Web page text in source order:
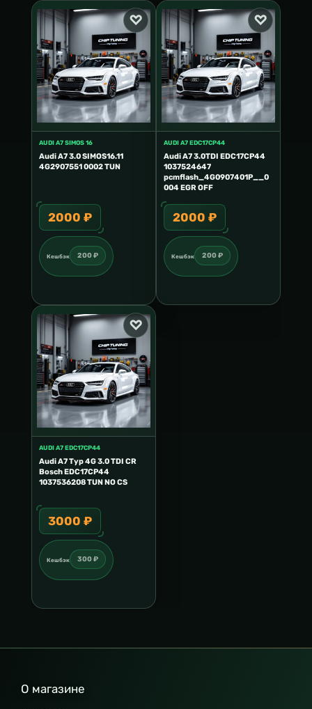
AUDI A7 SIMOS 16
Audi A7 3.0 SIMOS16.11
4G2907551 0002 TUN
2000 ₽
Кешбэк 200 ₽
AUDI A7 EDC17CP44
Audi A7 3.0TDI EDC17CP44
1037524647
pcmflash_4G0907401P__0
004 EGR OFF
2000 ₽
Кешбэк 200 ₽
AUDI A7 EDC17CP44
Audi A7 Typ 4G 3.0 TDI CR
Bosch EDC17CP44
1037536208 TUN NO CS
3000 ₽
Кешбэк 300 ₽
О магазине